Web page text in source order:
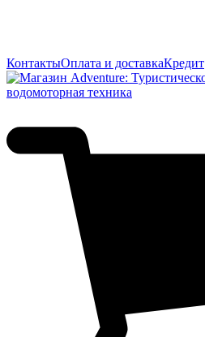
КонтактыОплата и доставкаКредит